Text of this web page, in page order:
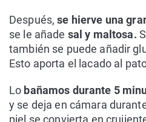
Después,se hierve una
se le añade sal y maltosa.
también se puede añadir
Esto aporta el lacado al
Lo bañamos durante 5
y se deja en cámara
piel se convierta en